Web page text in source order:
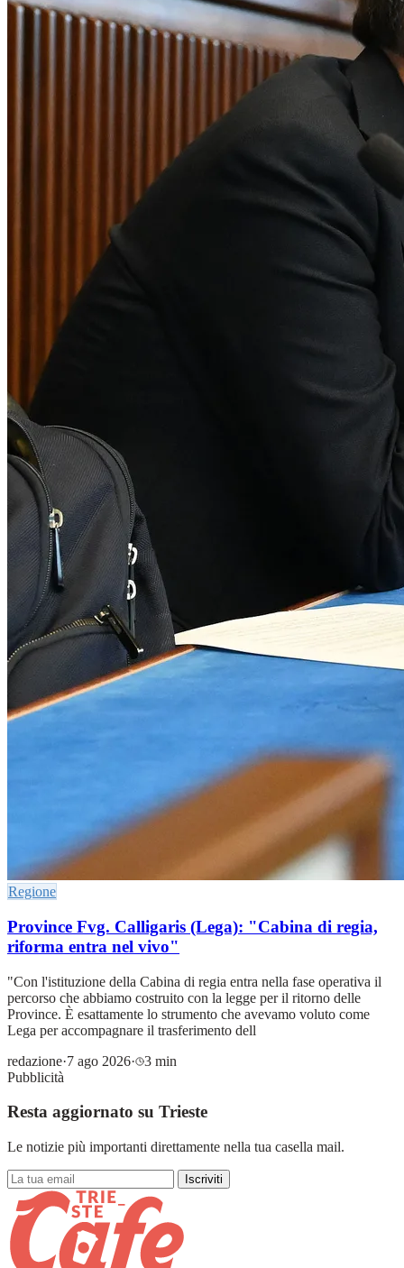
Regione
Province Fvg. Calligaris (Lega): "Cabina di regia,
riforma entra nel vivo"
"Con l'istituzione della Cabina di regia entra nella fase operativa il
percorso che abbiamo costruito con la legge per il ritorno delle
Province. È esattamente lo strumento che avevamo voluto come
Lega per accompagnare il trasferimento dell
redazione·7 ago 2026·
3 min
Pubblicità
Resta aggiornato su Trieste
Le notizie più importanti direttamente nella tua casella mail.
Iscriviti